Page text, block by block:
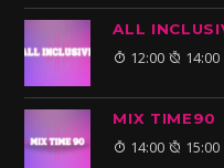
ALL
12:00 14:00
MIX TIME90
14:00 15:00